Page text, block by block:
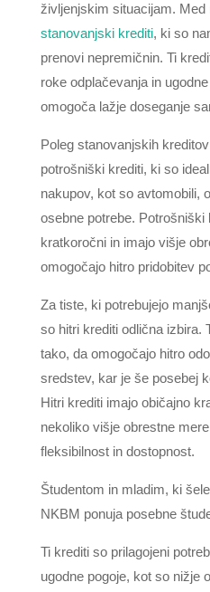
življenjskim situacijam. Med
stanovanjski krediti, ki so
prenovi nepremičnin. Ti
roke odplačevanja in
omogoča lažje doseganje
Poleg stanovanjskih
potrošniški krediti, ki so
nakupov, kot so avtomobili,
osebne potrebe. Potrošniški
kratkoročni in imajo višje
omogočajo hitro pridobitev
Za tiste, ki potrebujejo
so hitri krediti odlična izbira.
tako, da omogočajo hitro
sredstev, kar je še posebej
Hitri krediti imajo običajno
nekoliko višje obrestne
fleksibilnost in dostopnost.
Študentom in mladim, ki
NKBM ponuja posebne
Ti krediti so prilagojeni
ugodne pogoje, kot so nižje